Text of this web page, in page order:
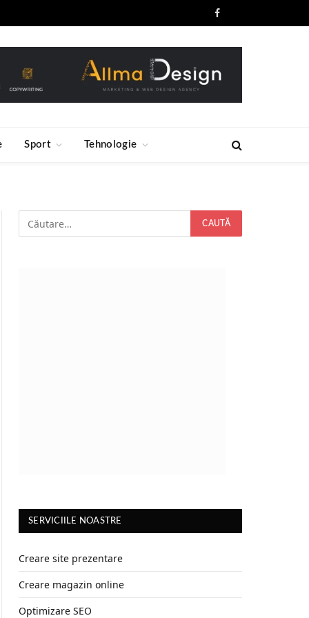
de regizorul Richard Stan (Kartel)
Facebook
Sport Tehnologie
SERVICIILE NOASTRE
Creare site prezentare
Creare magazin online
Optimizare SEO